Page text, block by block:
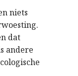
niets
dat
andere